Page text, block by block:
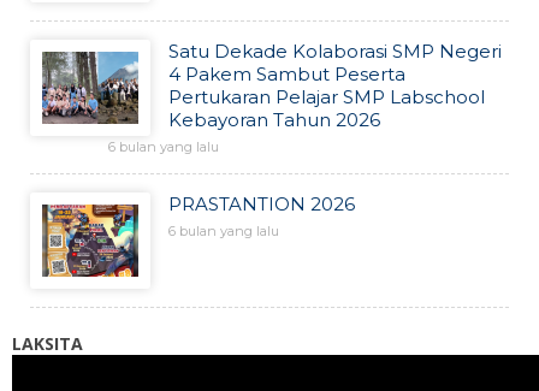
Satu Dekade Kolaborasi SMP Negeri
4 Pakem Sambut Peserta
Pertukaran Pelajar SMP Labschool
Kebayoran Tahun 2026
6 bulan yang lalu
PRASTANTION 2026
6 bulan yang lalu
LAKSITA